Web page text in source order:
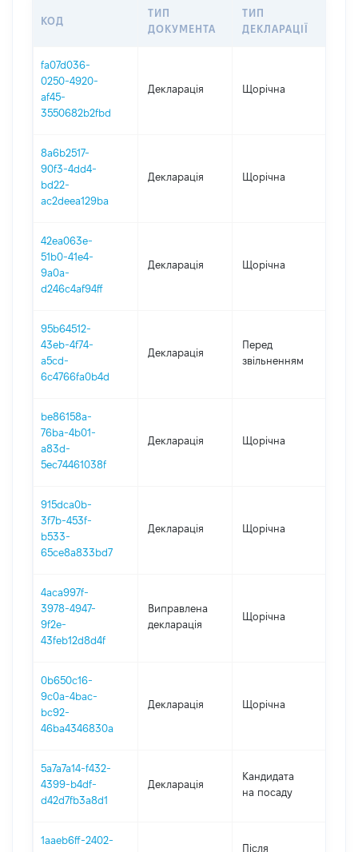
КОД
ТИП
ДОКУМЕНТА
ТИП
ДЕКЛАРАЦІЇ
fa07d036-
0250-4920-
af45-
3550682b2fbd
Декларація Щорічна
8a6b2517-
90f3-4dd4-
bd22-
ac2deea129ba
Декларація Щорічна
42ea063e-
51b0-41e4-
9a0a-
d246c4af94ff
Декларація Щорічна
95b64512-
43eb-4f74-
a5cd-
6c4766fa0b4d
Декларація
Перед
звільненням
be86158a-
76ba-4b01-
a83d-
5ec74461038f
Декларація Щорічна
915dca0b-
3f7b-453f-
b533-
65ce8a833bd7
Декларація Щорічна
4aca997f-
3978-4947-
9f2e-
43feb12d8d4f
Виправлена
декларація
Щорічна
0b650c16-
9c0a-4bac-
bc92-
46ba4346830a
Декларація Щорічна
5a7a7a14-f432-
4399-b4df-
d42d7fb3a8d1
Декларація
Кандидата
на посаду
1aaeb6ff-2402-
Після